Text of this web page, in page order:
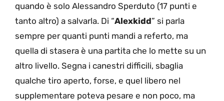
quando è solo Alessandro Sperduto (17 punti e
tanto altro) a salvarla. Di “Alexkidd” si parla
sempre per quanti punti mandi a referto, ma
quella di stasera è una partita che lo mette su un
altro livello. Segna i canestri difficili, sbaglia
qualche tiro aperto, forse, e quel libero nel
supplementare poteva pesare e non poco, ma